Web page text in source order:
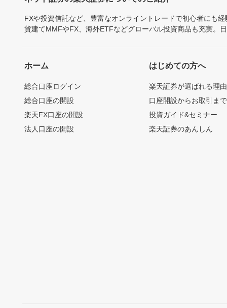
FXや投資信託など、豊富なオンライントレードで初心者にも
貨建てMMFやFX、海外ETFなどグローバル投資商品も充実。
ホーム
総合口座ログイン
総合口座の開設
楽天FX口座の開設
法人口座の開設
はじめての方へ
楽天証券が選ばれる理由
口座開設からお取引ま
投資ガイド&セミナー
楽天証券のあんしん